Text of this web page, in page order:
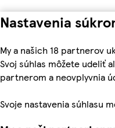
Nastavenia
My a našich 18 partnerov
Svoj súhlas môžete udeliť
partnerom a neovplyvnia
Svoje nastavenia súhlasu